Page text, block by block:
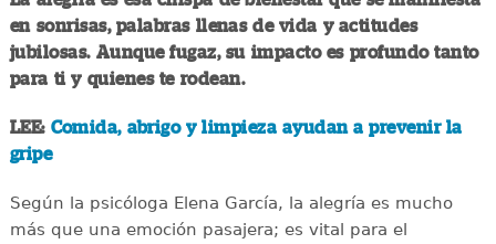
en sonrisas, palabras llenas de vida y actitudes
jubilosas. Aunque fugaz, su impacto es profundo tanto
para ti y quienes te rodean.
LEE: Comida, abrigo y limpieza ayudan a prevenir la
gripe
Según la psicóloga Elena García, la alegría es mucho
más que una emoción pasajera; es vital para el